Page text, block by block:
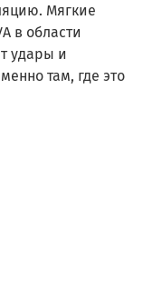
Мягкие
в области
удары и
там, где это